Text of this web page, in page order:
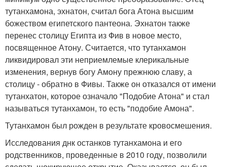
тутанхамона, эхнатон, считал бога Атона высшим
божеством египетского пантеона. Эхнатон также
перенес столицу Египта из Фив в новое место,
посвященное Атону. Считается, что тутанхамон
ликвидировал эти неприемлемые клерикальные
изменения, вернув богу Амону прежнюю славу, а
столицу - обратно в Фивы. Также он отказался от имени
тутанхатон, которое означало "Подобие Атона" и стал
называться тутанхамон, то есть "подобие Амона".
Тутанхамон был рожден в результате кровосмешения.
Исследования днк останков тутанхамона и его
родственников, проведенные в 2010 году, позволили